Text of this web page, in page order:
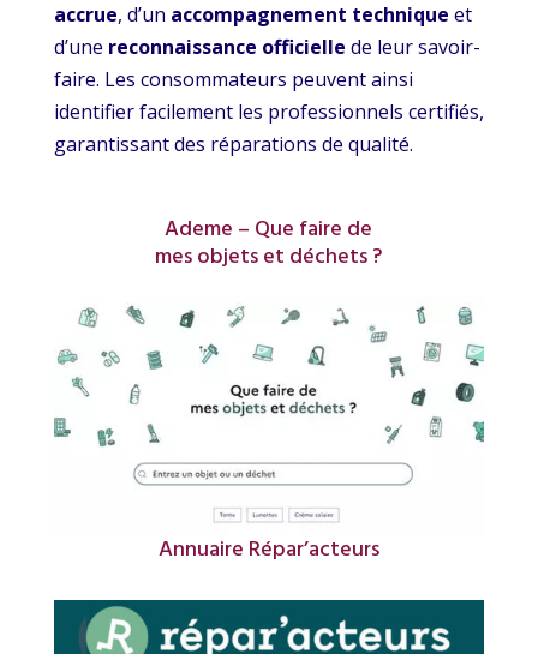
accrue, d’un accompagnement technique et
d’une reconnaissance officielle de leur savoir-
faire. Les consommateurs peuvent ainsi
identifier facilement les professionnels certifiés,
garantissant des réparations de qualité.
Ademe – Que faire de
mes objets et déchets ?
Annuaire Répar’acteurs